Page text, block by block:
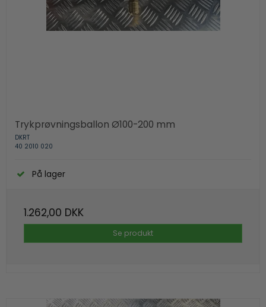
Trykprøvningsballon Ø100-200 mm
DKRT
40 2010 020
På lager
1.262,00 DKK
Se produkt